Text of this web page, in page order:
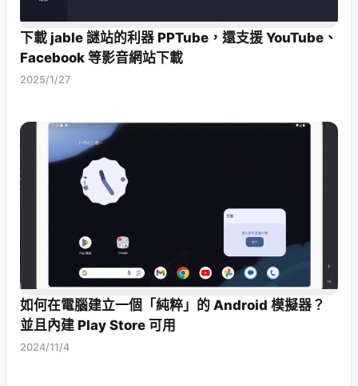
下載 jable 謎站的利器 PPTube，還支援 YouTube、
Facebook 等影音網站下載
2025/1/27
如何在電腦建立一個「純粹」的 Android 模擬器？
並且內建 Play Store 可用
2024/11/4